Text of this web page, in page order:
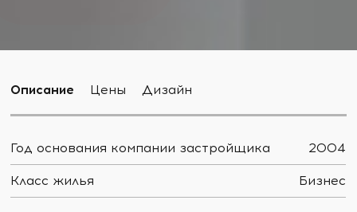
Описание Цены Дизайн
Год основания компании застройщика 2004
Класс жилья Бизнес